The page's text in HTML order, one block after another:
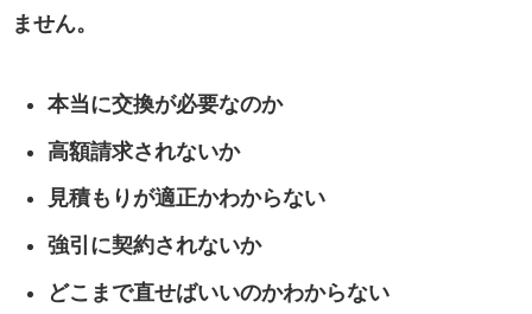
ません。
本当に交換が必要なのか
高額請求されないか
見積もりが適正かわからない
強引に契約されないか
どこまで直せばいいのかわからない